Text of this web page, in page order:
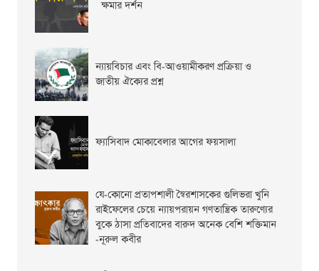
ক্ষমার দর্শন
ন্যায়বিচার এবং বি-আওয়ামীকরণ প্রক্রিয়া ও
জাতীয় ঐক্যের প্রশ্ন
ফ্যাসিবাদ মোকাবেলার আগের ফয়সালা
যে-কোনো প্রতাপশালী স্বৈরশাসকের গুলিভরা খুনি
রাইফেলের চেয়ে ন্যায়পরায়ন গণতান্ত্রিক তারুণ্যের
বুকে ঠাসা প্রতিবাদের বারুদ অনেক বেশি শক্তিমান
-নূরুল কবীর